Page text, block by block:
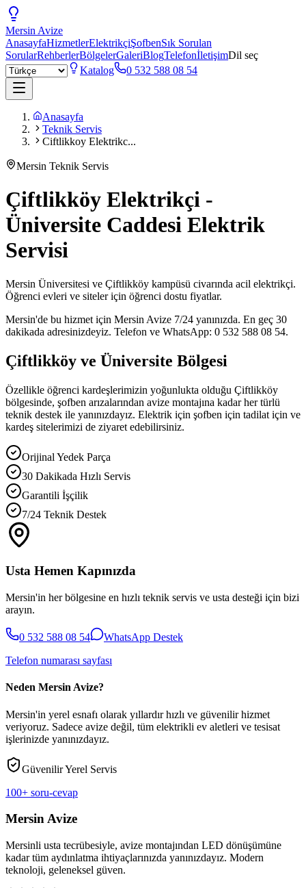
Mersin Avize
AnasayfaHizmetlerElektrikçiŞofbenSık Sorulan
SorularRehberlerBölgelerGaleriBlogTelefonİletişimDil seç
Katalog
0 532 588 08 54
Anasayfa
Teknik Servis
Ciftlikkoy Elektrikc...
Mersin Teknik Servis
Çiftlikköy Elektrikçi -
Üniversite Caddesi Elektrik
Servisi
Mersin Üniversitesi ve Çiftlikköy kampüsü civarında acil elektrikçi.
Öğrenci evleri ve siteler için öğrenci dostu fiyatlar.
Mersin'de bu hizmet için Mersin Avize 7/24 yanınızda. En geç 30
dakikada adresinizdeyiz. Telefon ve WhatsApp: 0 532 588 08 54.
Çiftlikköy ve Üniversite Bölgesi
Özellikle öğrenci kardeşlerimizin yoğunlukta olduğu Çiftlikköy
bölgesinde, şofben arızalarından avize montajına kadar her türlü
teknik destek ile yanınızdayız. Elektrik için şofben için tadilat için ve
kardeş sitelerimizi de ziyaret edebilirsiniz.
Orijinal Yedek Parça
30 Dakikada Hızlı Servis
Garantili İşçilik
7/24 Teknik Destek
Usta Hemen Kapınızda
Mersin'in her bölgesine en hızlı teknik servis ve usta desteği için bizi
arayın.
0 532 588 08 54
WhatsApp Destek
Telefon numarası sayfası
Neden Mersin Avize?
Mersin'in yerel esnafı olarak yıllardır hızlı ve güvenilir hizmet
veriyoruz. Sadece avize değil, tüm elektrikli ev aletleri ve tesisat
işlerinizde yanınızdayız.
Güvenilir Yerel Servis
100+ soru-cevap
Mersin Avize
Mersinli usta tecrübesiyle, avize montajından LED dönüşümüne
kadar tüm aydınlatma ihtiyaçlarınızda yanınızdayız. Modern
teknoloji, geleneksel güven.